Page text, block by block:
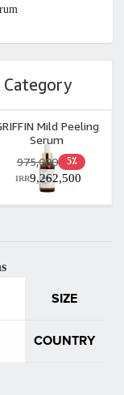
Category
Mild Peeling
Serum
5٪ 975,000
9,262,500
IRR
SIZE
COUNTRY